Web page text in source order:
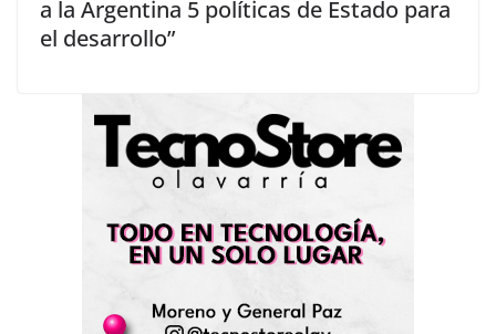
a la Argentina 5 políticas de Estado para
el desarrollo”